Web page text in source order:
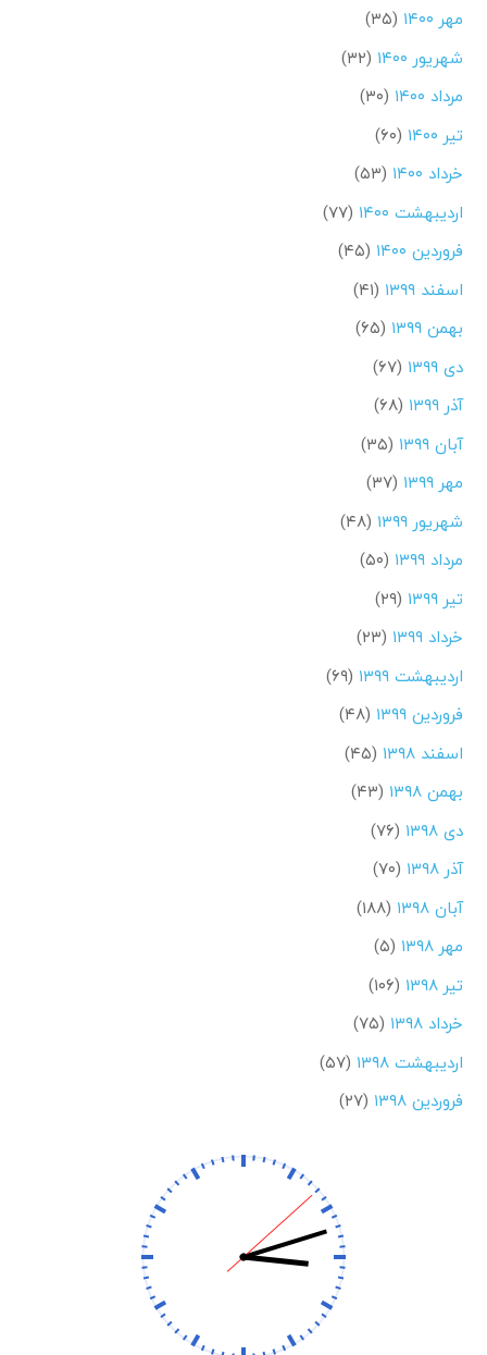
مهر ۱۴۰۰
(۳۵)
شهریور ۱۴۰۰
(۳۲)
مرداد ۱۴۰۰
(۳۰)
تیر ۱۴۰۰
(۶۰)
خرداد ۱۴۰۰
(۵۳)
اردیبهشت ۱۴۰۰
(۷۷)
فروردین ۱۴۰۰
(۴۵)
اسفند ۱۳۹۹
(۴۱)
بهمن ۱۳۹۹
(۶۵)
دی ۱۳۹۹
(۶۷)
آذر ۱۳۹۹
(۶۸)
آبان ۱۳۹۹
(۳۵)
مهر ۱۳۹۹
(۳۷)
شهریور ۱۳۹۹
(۴۸)
مرداد ۱۳۹۹
(۵۰)
تیر ۱۳۹۹
(۲۹)
خرداد ۱۳۹۹
(۲۳)
اردیبهشت ۱۳۹۹
(۶۹)
فروردین ۱۳۹۹
(۴۸)
اسفند ۱۳۹۸
(۴۵)
بهمن ۱۳۹۸
(۴۳)
دی ۱۳۹۸
(۷۶)
آذر ۱۳۹۸
(۷۰)
آبان ۱۳۹۸
(۱۸۸)
مهر ۱۳۹۸
(۵)
تیر ۱۳۹۸
(۱۰۶)
خرداد ۱۳۹۸
(۷۵)
اردیبهشت ۱۳۹۸
(۵۷)
فروردین ۱۳۹۸
(۲۷)